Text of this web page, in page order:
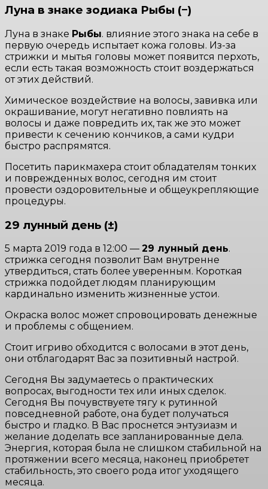
Луна в знаке зодиака Рыбы (−)
Луна в знаке Рыбы. влияние этого знака на себе в
первую очередь испытает кожа головы. Из-за
стрижки и мытья головы может появится перхоть,
если есть такая возможность стоит воздержаться
от этих действий.
Химическое воздействие на волосы, завивка или
окрашивание, могут негативно повлиять на
волосы и даже повредить их, так же это может
привести к сечению кончиков, а сами кудри
быстро распрямятся.
Посетить парикмахера стоит обладателям тонких
и поврежденных волос, сегодня им стоит
провести оздоровительные и общеукрепляющие
процедуры.
29 лунный день (±)
5 марта 2019 года в 12:00 — 29 лунный день.
стрижка сегодня позволит Вам внутренне
утвердиться, стать более уверенным. Короткая
стрижка подойдет людям планирующим
кардинально изменить жизненные устои.
Окраска волос может спровоцировать денежные
и проблемы с общением.
Стоит игриво обходится с волосами в этот день,
они отблагодарят Вас за позитивный настрой.
Сегодня Вы задумаетесь о практических
вопросах, выгодности тех или иных сделок.
Сегодня Вы почувствуете тягу к рутинной
повседневной работе, она будет получаться
быстро и гладко. В Вас проснется энтузиазм и
желание доделать все запланированные дела.
Энергия, которая была не слишком стабильной на
протяжении всего месяца, наконец приобретет
стабильность, это своего рода итог уходящего
месяца.